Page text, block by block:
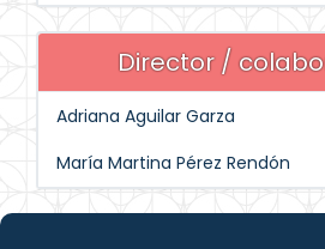
Director /
Adriana Aguilar Garza
María Martina Pérez Rendón